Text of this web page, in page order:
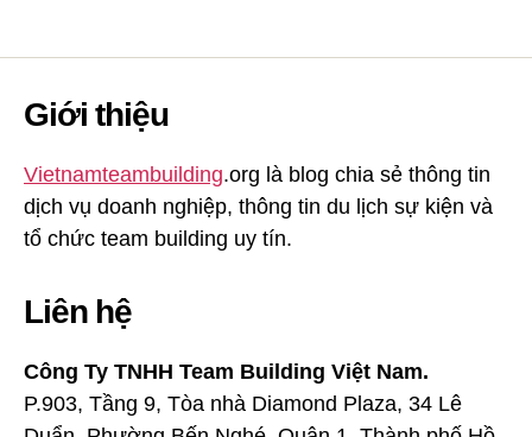
Giới thiệu
Vietnamteambuilding.org là blog chia sẻ thông tin
dịch vụ doanh nghiệp, thông tin du lịch sự kiện và
tổ chức team building uy tín.
Liên hệ
Công Ty TNHH Team Building Việt Nam.
P.903, Tầng 9, Tòa nhà Diamond Plaza, 34 Lê